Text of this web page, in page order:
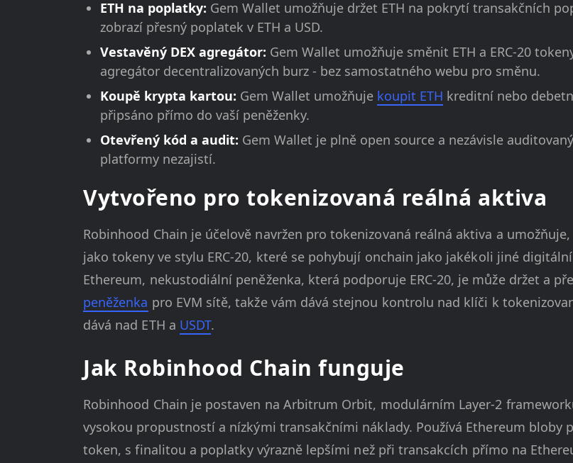
ETH na poplatky: Gem Wallet umožňuje držet ETH na pokrytí transakčních
zobrazí přesný poplatek v ETH a USD.
Vestavěný DEX agregátor: Gem Wallet umožňuje směnit ETH a ERC-20
agregátor decentralizovaných burz - bez samostatného webu pro směnu.
Koupě krypta kartou: Gem Wallet umožňuje koupit ETH kreditní nebo
připsáno přímo do vaší peněženky.
Otevřený kód a audit: Gem Wallet je plně open source a nezávisle
platformy nezajistí.
Vytvořeno pro tokenizovaná reálná aktiva
Robinhood Chain je účelově navržen pro tokenizovaná reálná aktiva a
jako tokeny ve stylu ERC-20, které se pohybují onchain jako jakékoli jiné
Ethereum, nekustodiální peněženka, která podporuje ERC-20, je může držet a
peněženka pro EVM sítě, takže vám dává stejnou kontrolu nad klíči k
dává nad ETH a USDT.
Jak Robinhood Chain funguje
Robinhood Chain je postaven na Arbitrum Orbit, modulárním Layer-2
vysokou propustností a nízkými transakčními náklady. Používá Ethereum bloby
token, s finalitou a poplatky výrazně lepšími než při transakcích přímo na